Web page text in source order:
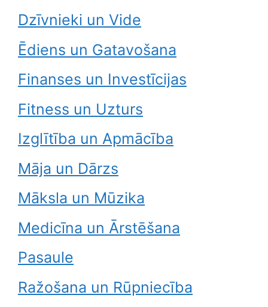
Dzīvnieki un Vide
Ēdiens un Gatavošana
Finanses un Investīcijas
Fitness un Uzturs
Izglītība un Apmācība
Māja un Dārzs
Māksla un Mūzika
Medicīna un Ārstēšana
Pasaule
Ražošana un Rūpniecība